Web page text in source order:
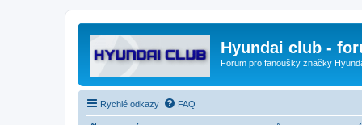
Hyundai club -
Forum pro fanoušky značky
Rychlé odkazy FAQ